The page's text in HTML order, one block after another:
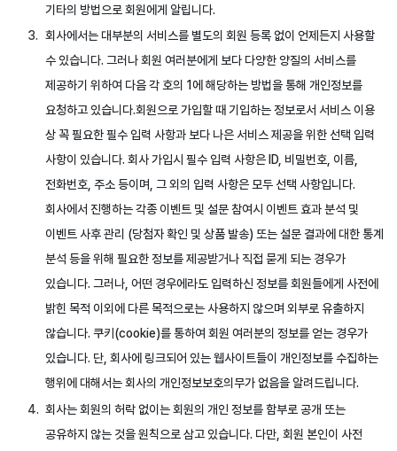
기타의 방법으로 회원에게 알립니다.
회사에서는 대부분의 서비스를 별도의 회원 등록 없이 언제든지 사용할
수 있습니다. 그러나 회원 여러분에게 보다 다양한 양질의 서비스를
제공하기 위하여 다음 각 호의 1에 해당하는 방법을 통해 개인정보를
요청하고 있습니다.회원으로 가입할 때 기입하는 정보로서 서비스 이용
상 꼭 필요한 필수 입력 사항과 보다 나은 서비스 제공을 위한 선택 입력
사항이 있습니다. 회사 가입시 필수 입력 사항은 ID, 비밀번호, 이름,
전화번호, 주소 등이며, 그 외의 입력 사항은 모두 선택 사항입니다.
회사에서 진행하는 각종 이벤트 및 설문 참여시 이벤트 효과 분석 및
이벤트 사후 관리 (당첨자 확인 및 상품 발송) 또는 설문 결과에 대한 통계
분석 등을 위해 필요한 정보를 제공받거나 직접 묻게 되는 경우가
있습니다. 그러나, 어떤 경우에라도 입력하신 정보를 회원들에게 사전에
밝힌 목적 이외에 다른 목적으로는 사용하지 않으며 외부로 유출하지
않습니다. 쿠키(cookie)를 통하여 회원 여러분의 정보를 얻는 경우가
있습니다. 단, 회사에 링크되어 있는 웹사이트들이 개인정보를 수집하는
행위에 대해서는 회사의 개인정보보호의무가 없음을 알려드립니다.
회사는 회원의 허락 없이는 회원의 개인 정보를 함부로 공개 또는
공유하지 않는 것을 원칙으로 삼고 있습니다. 다만, 회원 본인이 사전